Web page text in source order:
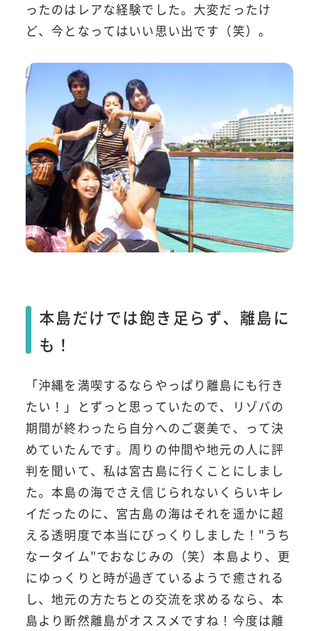
ったのはレアな経験でした。大変だったけ
ど、今となってはいい思い出です（笑）。
本島だけでは飽き足らず、離島に
も！
「沖縄を満喫するならやっぱり離島にも行き
たい！」とずっと思っていたので、リゾバの
期間が終わったら自分へのご褒美で、って決
めていたんです。周りの仲間や地元の人に評
判を聞いて、私は宮古島に行くことにしまし
た。本島の海でさえ信じられないくらいキレ
イだったのに、宮古島の海はそれを遥かに超
える透明度で本当にびっくりしました！"うち
なータイム"でおなじみの（笑）本島より、更
にゆっくりと時が過ぎているようで癒される
し、地元の方たちとの交流を求めるなら、本
島より断然離島がオススメですね！今度は離